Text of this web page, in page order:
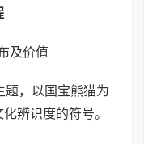
及价值
题，以国宝熊猫为
辨识度的符号。